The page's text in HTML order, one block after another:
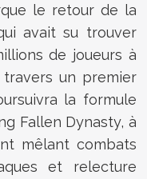
le retour de la
avait su trouver
de joueurs à
un premier
la formule
Fallen Dynasty, à
mêlant combats
et relecture